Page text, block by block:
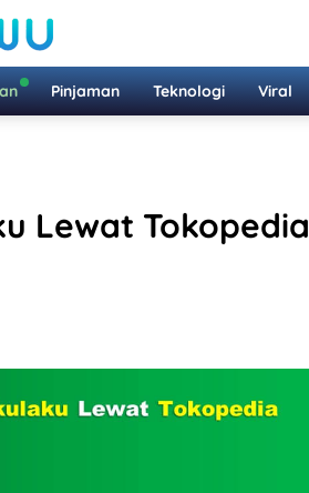
Pinjaman Teknologi Viral
Lewat Tokopedia